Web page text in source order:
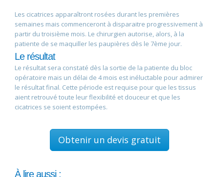
Les cicatrices apparaîtront rosées durant les premières
semaines mais commenceront à disparaitre progressivement à
partir du troisième mois. Le chirurgien autorise, alors, à la
patiente de se maquiller les paupières dès le 7ème jour.
Le résultat
Le résultat sera constaté dès la sortie de la patiente du bloc
opératoire mais un délai de 4 mois est inéluctable pour admirer
le résultat final. Cette période est requise pour que les tissus
aient retrouvé toute leur flexibilité et douceur et que les
cicatrices se soient estompées.
Obtenir un devis gratuit
À lire aussi :